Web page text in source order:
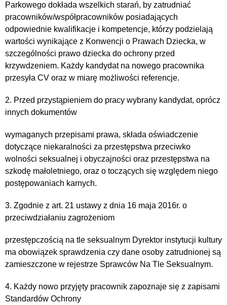
Parkowego dokłada wszelkich starań, by zatrudniać
pracowników/współpracowników posiadających
odpowiednie kwalifikacje i kompetencje, którzy podzielają
wartości wynikające z Konwencji o Prawach Dziecka, w
szczególności prawo dziecka do ochrony przed
krzywdzeniem. Każdy kandydat na nowego pracownika
przesyła CV oraz w miarę możliwości referencje.
2. Przed przystąpieniem do pracy wybrany kandydat, oprócz
innych dokumentów
wymaganych przepisami prawa, składa oświadczenie
dotyczące niekaralności za przestępstwa przeciwko
wolności seksualnej i obyczajności oraz przestępstwa na
szkodę małoletniego, oraz o toczących się względem niego
postępowaniach karnych.
3. Zgodnie z art. 21 ustawy z dnia 16 maja 2016r. o
przeciwdziałaniu zagrożeniom
przestępczością na tle seksualnym Dyrektor instytucji kultury
ma obowiązek sprawdzenia czy dane osoby zatrudnionej są
zamieszczone w rejestrze Sprawców Na Tle Seksualnym.
4. Każdy nowo przyjęty pracownik zapoznaje się z zapisami
Standardów Ochrony